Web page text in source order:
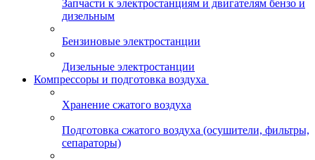
Запчасти к электростанциям и двигателям бензо и
дизельным
Бензиновые электростанции
Дизельные электростанции
Компрессоры и подготовка воздуха
Хранение сжатого воздуха
Подготовка сжатого воздуха (осушители, фильтры,
сепараторы)